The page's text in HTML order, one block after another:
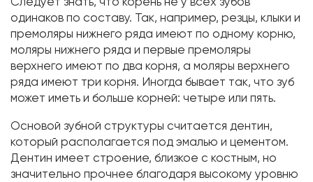
одинаков по составу. Так, например, резцы, клыки и
премоляры нижнего ряда имеют по одному корню,
моляры нижнего ряда и первые премоляры
верхнего имеют по два корня, а моляры верхнего
ряда имеют три корня. Иногда бывает так, что зуб
может иметь и больше корней: четыре или пять.
Основой зубной структуры считается дентин,
который располагается под эмалью и цементом.
Дентин имеет строение, близкое с костным, но
значительно прочнее благодаря высокому уровню